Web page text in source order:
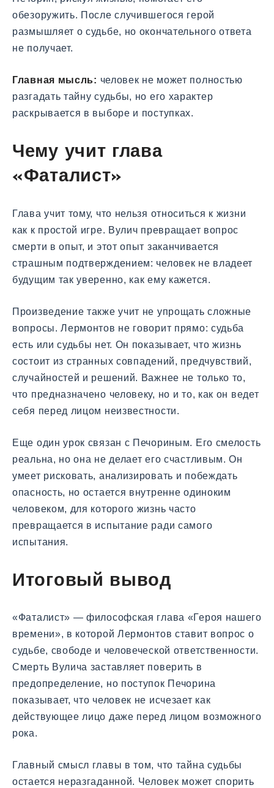
обезоружить. После случившегося герой
размышляет о судьбе, но окончательного ответа
не получает.
Главная мысль: человек не может полностью
разгадать тайну судьбы, но его характер
раскрывается в выборе и поступках.
Чему учит глава
«Фаталист»
Глава учит тому, что нельзя относиться к жизни
как к простой игре. Вулич превращает вопрос
смерти в опыт, и этот опыт заканчивается
страшным подтверждением: человек не владеет
будущим так уверенно, как ему кажется.
Произведение также учит не упрощать сложные
вопросы. Лермонтов не говорит прямо: судьба
есть или судьбы нет. Он показывает, что жизнь
состоит из странных совпадений, предчувствий,
случайностей и решений. Важнее не только то,
что предназначено человеку, но и то, как он ведет
себя перед лицом неизвестности.
Еще один урок связан с Печориным. Его смелость
реальна, но она не делает его счастливым. Он
умеет рисковать, анализировать и побеждать
опасность, но остается внутренне одиноким
человеком, для которого жизнь часто
превращается в испытание ради самого
испытания.
Итоговый вывод
«Фаталист» — философская глава «Героя нашего
времени», в которой Лермонтов ставит вопрос о
судьбе, свободе и человеческой ответственности.
Смерть Вулича заставляет поверить в
предопределение, но поступок Печорина
показывает, что человек не исчезает как
действующее лицо даже перед лицом возможного
рока.
Главный смысл главы в том, что тайна судьбы
остается неразгаданной. Человек может спорить